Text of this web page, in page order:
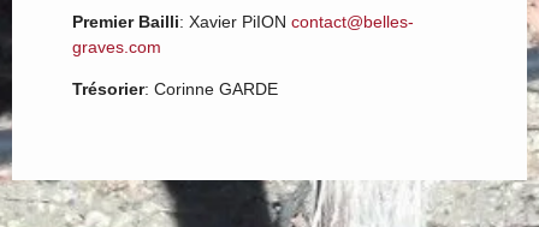
Premier Bailli: Xavier PiION contact@belles-
graves.com
Trésorier: Corinne GARDE